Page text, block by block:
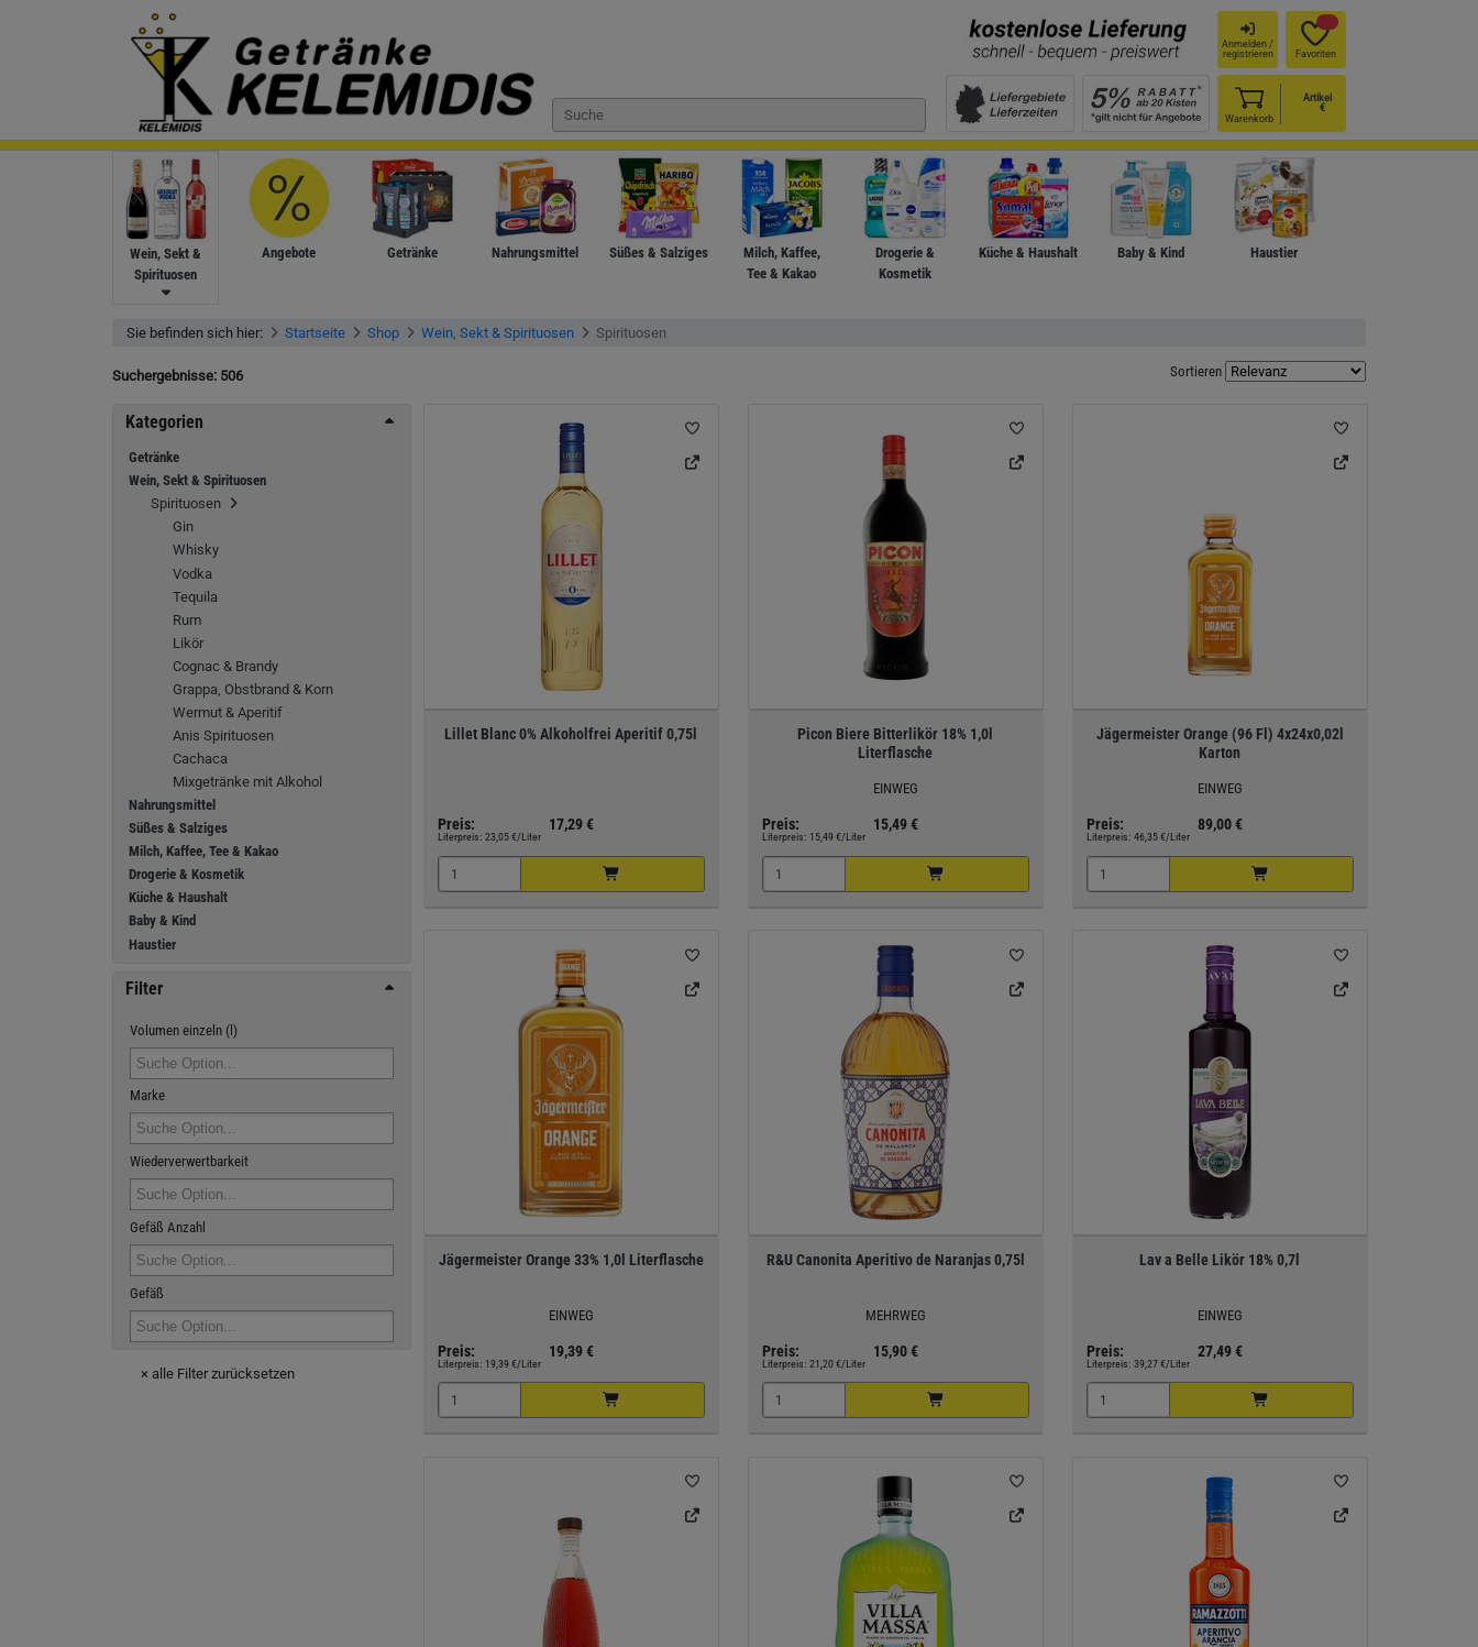
Anmelden /
registrieren
Favoriten
Warenkorb
Artikel
€
Wein, Sekt &
Spirituosen
Angebote Getränke Nahrungsmittel Süßes & Salziges
Milch, Kaffee,
Tee & Kakao
Drogerie &
Kosmetik
Küche & Haushalt Baby & Kind Haustier
Sie befinden sich hier: Startseite Shop Wein, Sekt & Spirituosen Spirituosen
Suchergebnisse: 506 Sortieren
Kategorien
Getränke
Wein, Sekt & Spirituosen
Spirituosen
Gin
Whisky
Vodka
Tequila
Rum
Likör
Cognac & Brandy
Grappa, Obstbrand & Korn
Wermut & Aperitif
Anis Spirituosen
Cachaca
Mixgetränke mit Alkohol
Nahrungsmittel
Süßes & Salziges
Milch, Kaffee, Tee & Kakao
Drogerie & Kosmetik
Küche & Haushalt
Baby & Kind
Haustier
Filter
Volumen einzeln (l)
Marke
Wiederverwertbarkeit
Gefäß Anzahl
Gefäß
× alle Filter zurücksetzen
Lillet Blanc 0% Alkoholfrei Aperitif 0,75l
Preis: 17,29 €
Literpreis: 23,05 €/Liter
Picon Biere Bitterlikör 18% 1,0l
Literflasche
EINWEG
Preis: 15,49 €
Literpreis: 15,49 €/Liter
Jägermeister Orange (96 Fl) 4x24x0,02l
Karton
EINWEG
Preis: 89,00 €
Literpreis: 46,35 €/Liter
Jägermeister Orange 33% 1,0l Literflasche
EINWEG
Preis: 19,39 €
Literpreis: 19,39 €/Liter
R&U Canonita Aperitivo de Naranjas 0,75l
MEHRWEG
Preis: 15,90 €
Literpreis: 21,20 €/Liter
Lav a Belle Likör 18% 0,7l
EINWEG
Preis: 27,49 €
Literpreis: 39,27 €/Liter